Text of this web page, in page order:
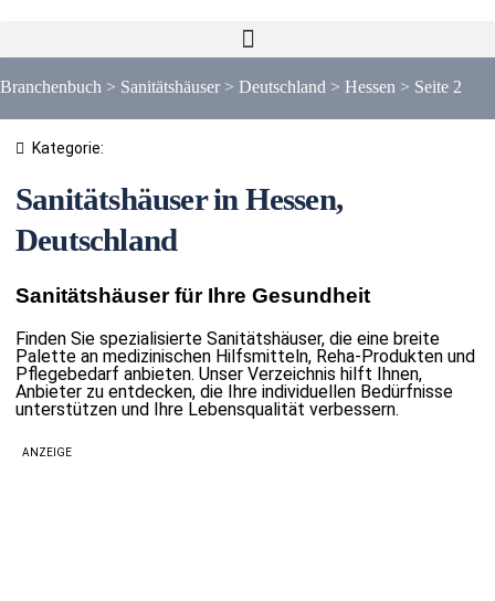
Branchenbuch > Sanitätshäuser > Deutschland > Hessen > Seite 2
Kategorie:
Sanitätshäuser in Hessen,
Deutschland
Sanitätshäuser für Ihre Gesundheit
Finden Sie spezialisierte Sanitätshäuser, die eine breite
Palette an medizinischen Hilfsmitteln, Reha-Produkten und
Pflegebedarf anbieten. Unser Verzeichnis hilft Ihnen,
Anbieter zu entdecken, die Ihre individuellen Bedürfnisse
unterstützen und Ihre Lebensqualität verbessern.
ANZEIGE